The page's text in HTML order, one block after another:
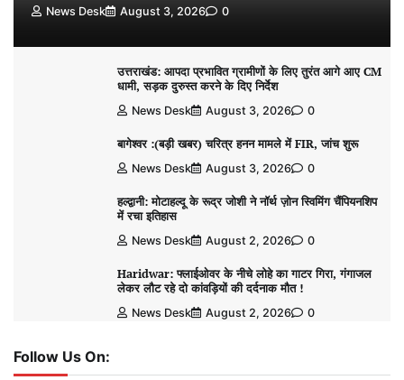
News Desk August 3, 2026 0
उत्तराखंड: आपदा प्रभावित ग्रामीणों के लिए तुरंत आगे आए CM
धामी, सड़क दुरुस्त करने के दिए निर्देश
News Desk August 3, 2026 0
बागेश्वर :(बड़ी खबर) चरित्र हनन मामले में FIR, जांच शुरू
News Desk August 3, 2026 0
हल्द्वानी: मोटाहल्दू के रूद्र जोशी ने नॉर्थ ज़ोन स्विमिंग चैंपियनशिप
में रचा इतिहास
News Desk August 2, 2026 0
Haridwar: फ्लाईओवर के नीचे लोहे का गाटर गिरा, गंगाजल
लेकर लौट रहे दो कांवड़ियों की दर्दनाक मौत !
News Desk August 2, 2026 0
Follow Us On: